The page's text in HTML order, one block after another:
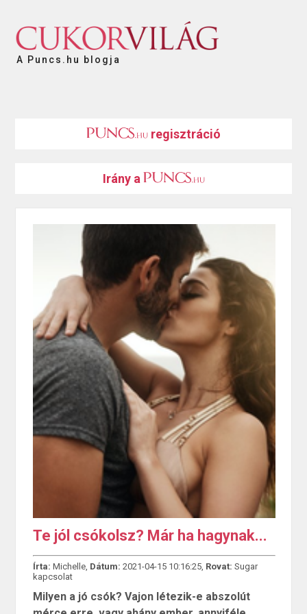
A Puncs.hu blogja
regisztráció
Irány a
Te jól csókolsz? Már ha hagynak...
Írta: Michelle, Dátum: 2021-04-15 10:16:25, Rovat: Sugar
kapcsolat
Milyen a jó csók? Vajon létezik-e abszolút